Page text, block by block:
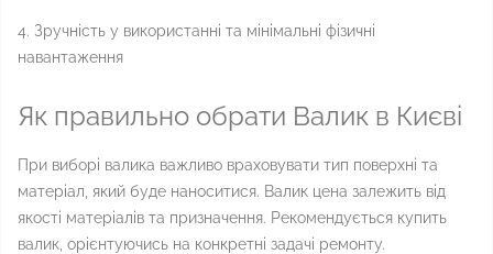
4. Зручність у використанні та мінімальні фізичні
навантаження
Як правильно обрати Валик в Києві
При виборі валика важливо враховувати тип поверхні та
матеріал, який буде наноситися. Валик цена залежить від
якості матеріалів та призначення. Рекомендується купить
валик, орієнтуючись на конкретні задачі ремонту.